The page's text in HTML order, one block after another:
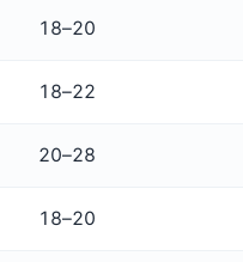
18–20
18–22
20–28
18–20